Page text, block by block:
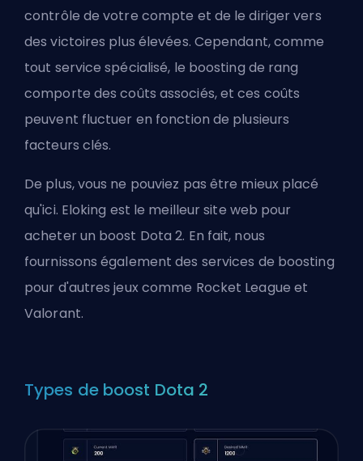
contrôle de votre compte et de le diriger vers
des victoires plus élevées. Cependant, comme
tout service spécialisé, le boosting de rang
comporte des coûts associés, et ces coûts
peuvent fluctuer en fonction de plusieurs
facteurs clés.
De plus, vous ne pouviez pas être mieux placé
qu'ici. Eloking est le meilleur site web pour
acheter un boost Dota 2. En fait, nous
fournissons également des services de boosting
pour d'autres jeux comme Rocket League et
Valorant.
Types de boost Dota 2